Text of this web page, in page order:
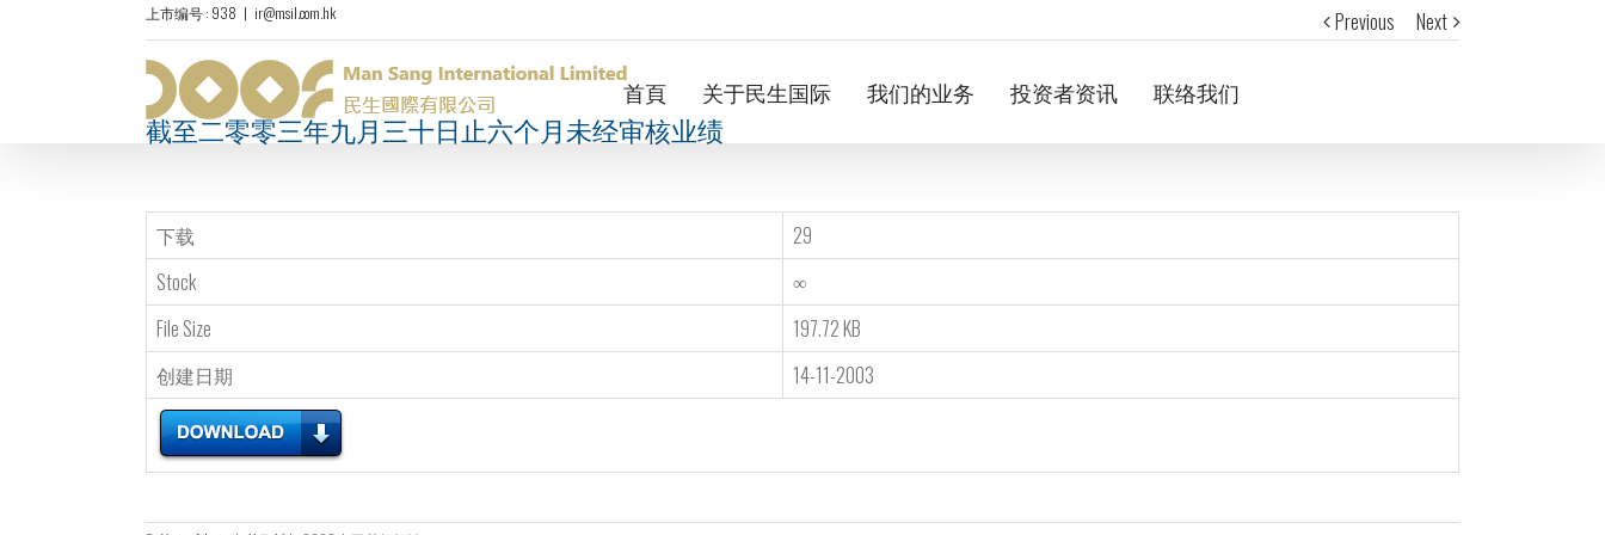
上市编号 : 938 | ir@msil.com.hk
首頁 关于民生国际 我们的业务 投资者资讯 联络我们
Previous Next
截至二零零三年九月三十日止六个月未经审核业绩
下载
29
Stock
∞
File Size
197.72 KB
创建日期
14-11-2003